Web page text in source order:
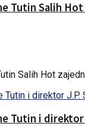
Tutin Salih
Salih Hot
Tutin i